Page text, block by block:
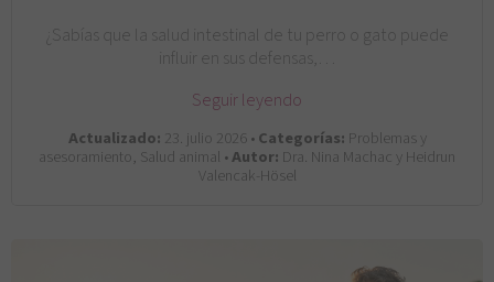
¿Sabías que la salud intestinal de tu perro o gato puede
influir en sus defensas,…
Seguir leyendo
Actualizado: 23. julio 2026 •Categorías: Problemas y
asesoramiento, Salud animal •Autor: Dra. Nina Machac y Heidrun
Valencak-Hösel